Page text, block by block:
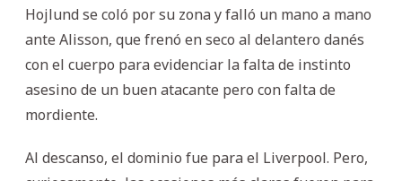
Hojlund se coló por su zona y falló un mano a mano
ante Alisson, que frenó en seco al delantero danés
con el cuerpo para evidenciar la falta de instinto
asesino de un buen atacante pero con falta de
mordiente.
Al descanso, el dominio fue para el Liverpool. Pero,